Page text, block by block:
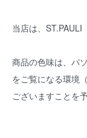
当店は、ST.PAULI
商品の色味は、パ
をご覧になる環境
ございますことを